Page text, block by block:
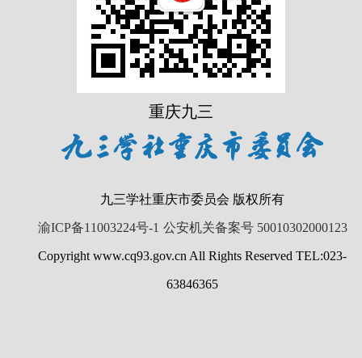
重庆九三
九三学社重庆市委员会 版权所有
渝ICP备11003224号-1 公安机关备案号 50010302000123
Copyright www.cq93.gov.cn All Rights Reserved TEL:023-
63846365